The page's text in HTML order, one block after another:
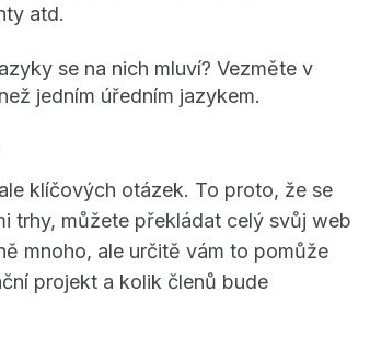
atd.
se na nich mluví? Vezměte v
jedním úředním jazykem.
klíčových otázek. To proto, že se
trhy, můžete překládat celý svůj web
mnoho, ale určitě vám to pomůže
projekt a kolik členů bude